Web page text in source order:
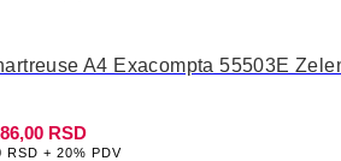
A4 Exacompta 55503E
RSD
RSD + 20% PDV